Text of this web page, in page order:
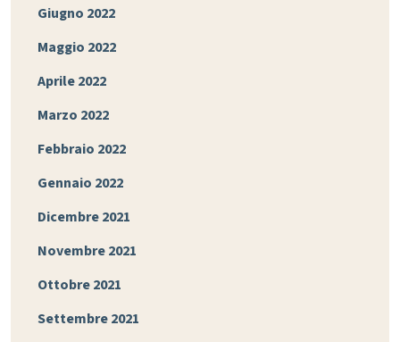
Giugno 2022
Maggio 2022
Aprile 2022
Marzo 2022
Febbraio 2022
Gennaio 2022
Dicembre 2021
Novembre 2021
Ottobre 2021
Settembre 2021